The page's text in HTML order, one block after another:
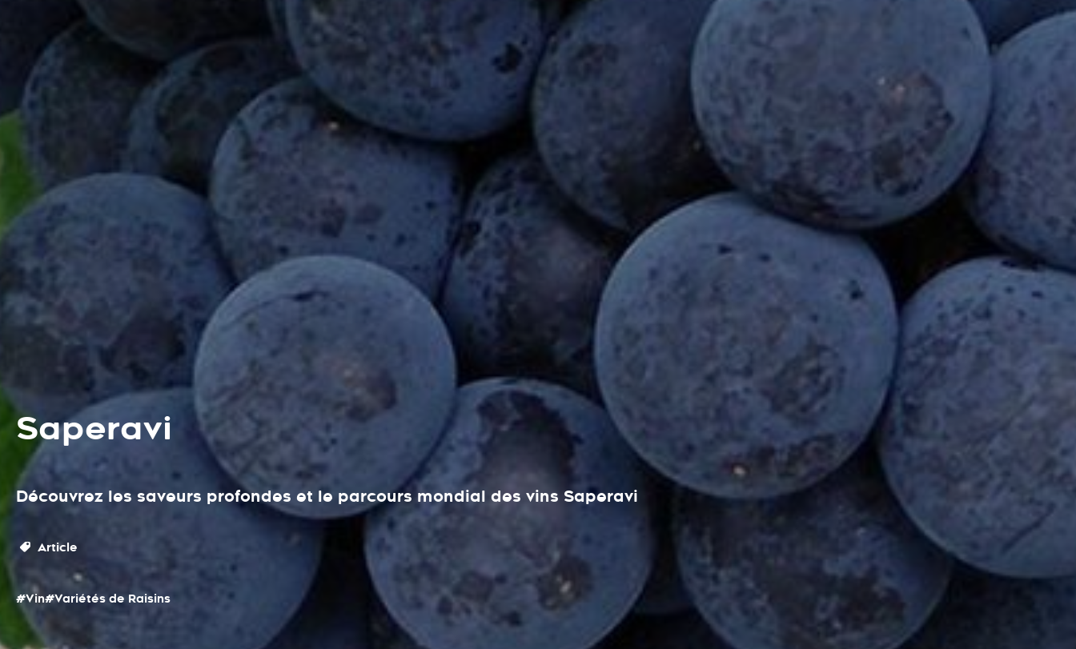
Saperavi
Découvrez les saveurs profondes et le parcours mondial des vins Saperavi
Article
#Vin#Variétés de Raisins